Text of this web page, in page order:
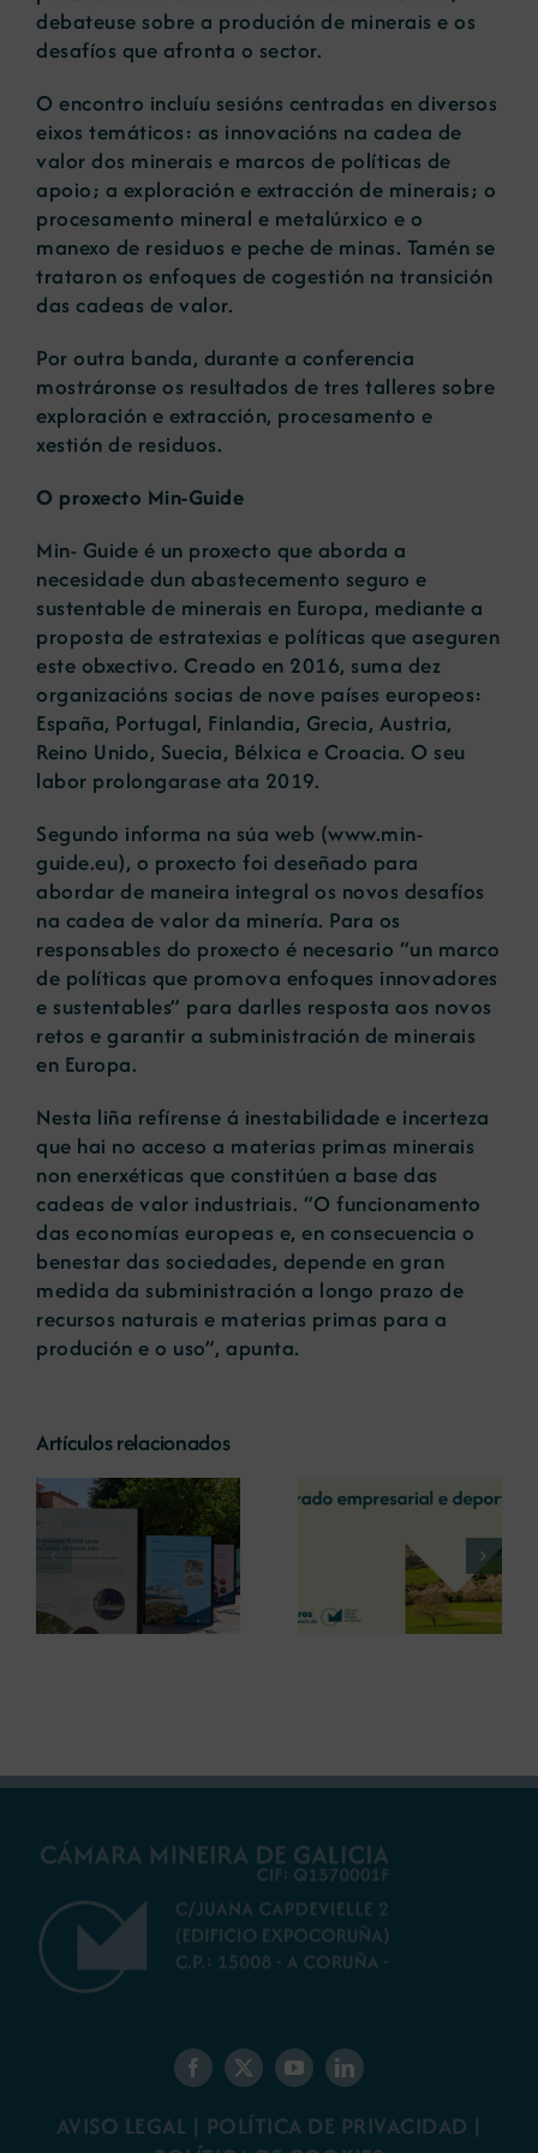
debateuse sobre a produción de minerais e os
desafíos que afronta o sector.
O encontro incluíu sesións centradas en diversos
eixos temáticos: as innovacións na cadea de
valor dos minerais e marcos de políticas de
apoio; a exploración e extracción de minerais; o
procesamento mineral e metalúrxico e o
manexo de residuos e peche de minas. Tamén se
trataron os enfoques de cogestión na transición
das cadeas de valor.
Por outra banda, durante a conferencia
mostráronse os resultados de tres talleres sobre
exploración e extracción, procesamento e
xestión de residuos.
O proxecto Min-Guide
Min- Guide é un proxecto que aborda a
necesidade dun abastecemento seguro e
sustentable de minerais en Europa, mediante a
proposta de estratexias e políticas que aseguren
este obxectivo. Creado en 2016, suma dez
organizacións socias de nove países europeos:
España, Portugal, Finlandia, Grecia, Austria,
Reino Unido, Suecia, Bélxica e Croacia. O seu
labor prolongarase ata 2019.
Segundo informa na súa web (www.min-
guide.eu), o proxecto foi deseñado para
abordar de maneira integral os novos desafíos
na cadea de valor da minería. Para os
responsables do proxecto é necesario “un marco
de políticas que promova enfoques innovadores
e sustentables” para darlles resposta aos novos
retos e garantir a subministración de minerais
en Europa.
Nesta liña refírense á inestabilidade e incerteza
que hai no acceso a materias primas minerais
non enerxéticas que constitúen a base das
cadeas de valor industriais. “O funcionamento
das economías europeas e, en consecuencia o
benestar das sociedades, depende en gran
medida da subministración a longo prazo de
recursos naturais e materias primas para a
produción e o uso”, apunta.
Artículos relacionados
La COMG reúne a
dos líderes
empresarias con
motivo de su
Centenario para
debatir sobre el
La OIPE y el
CRETUS
presentan las
últimas
innovaciones en
restauración
AVISO LEGAL | POLÍTICA DE PRIVACIDAD |